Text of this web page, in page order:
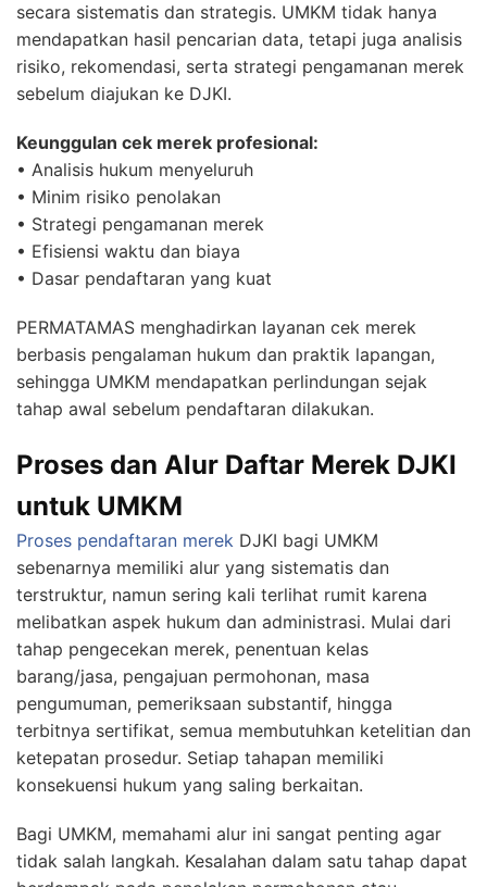
secara sistematis dan strategis. UMKM tidak hanya
mendapatkan hasil pencarian data, tetapi juga analisis
risiko, rekomendasi, serta strategi pengamanan merek
sebelum diajukan ke DJKI.
Keunggulan cek merek profesional:
• Analisis hukum menyeluruh
• Minim risiko penolakan
• Strategi pengamanan merek
• Efisiensi waktu dan biaya
• Dasar pendaftaran yang kuat
PERMATAMAS menghadirkan layanan cek merek
berbasis pengalaman hukum dan praktik lapangan,
sehingga UMKM mendapatkan perlindungan sejak
tahap awal sebelum pendaftaran dilakukan.
Proses dan Alur Daftar Merek DJKI
untuk UMKM
Proses pendaftaran merek DJKI bagi UMKM
sebenarnya memiliki alur yang sistematis dan
terstruktur, namun sering kali terlihat rumit karena
melibatkan aspek hukum dan administrasi. Mulai dari
tahap pengecekan merek, penentuan kelas
barang/jasa, pengajuan permohonan, masa
pengumuman, pemeriksaan substantif, hingga
terbitnya sertifikat, semua membutuhkan ketelitian dan
ketepatan prosedur. Setiap tahapan memiliki
konsekuensi hukum yang saling berkaitan.
Bagi UMKM, memahami alur ini sangat penting agar
tidak salah langkah. Kesalahan dalam satu tahap dapat